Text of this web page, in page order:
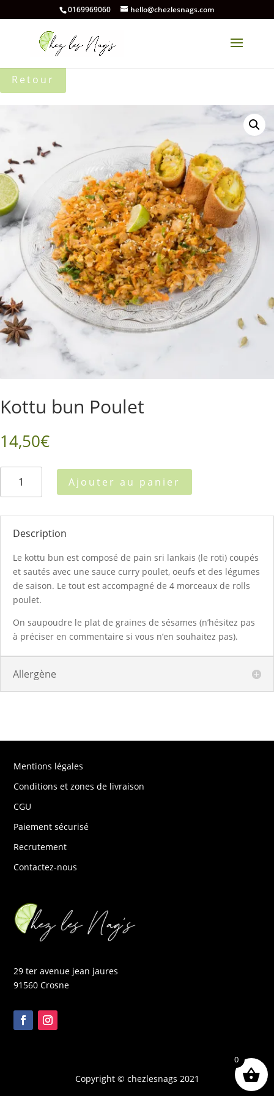
0169969060 hello@chezlesnags.com
Retour
Kottu bun Poulet
14,50€
Kottu
bun
Poulet
Ajouter au panier
Description
Le kottu bun est composé de pain sri lankais (le roti) coupés
et sautés avec une sauce curry poulet, oeufs et des légumes
de saison. Le tout est accompagné de 4 morceaux de rolls
poulet.
On saupoudre le plat de graines de sésames (n’hésitez pas
à préciser en commentaire si vous n’en souhaitez pas).
Allergène
Mentions légales
Conditions et zones de livraison
CGU
Paiement sécurisé
Recrutement
Contactez-nous
29 ter avenue jean jaures
91560 Crosne
Copyright © chezlesnags 2021
0